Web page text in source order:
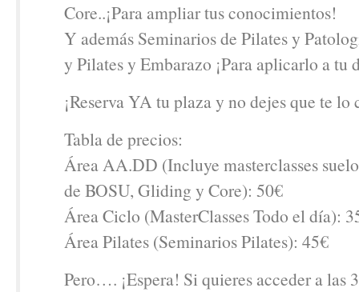
Core..¡Para ampliar tus conocimientos!
Y además Seminarios de Pilates y
y Pilates y Embarazo ¡Para aplicarlo a tu
¡Reserva YA tu plaza y no dejes que te lo
Tabla de precios:
Área AA.DD (Incluye masterclasses
de BOSU, Gliding y Core): 50€
Área Ciclo (MasterClasses Todo el día):
Área Pilates (Seminarios Pilates): 45€
Pero…. ¡Espera! Si quieres acceder a las